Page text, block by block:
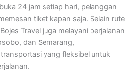
24 jam setiap hari, pelanggan
tiket kapan saja. Selain rute
Travel juga melayani perjalanan
dan Semarang,
yang fleksibel untuk